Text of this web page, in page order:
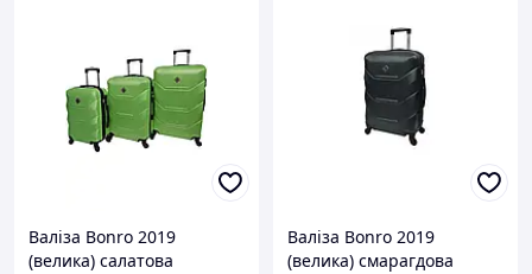
Валіза Bonro 2019
(велика) салатова
Валіза Bonro 2019
(велика) смарагдова